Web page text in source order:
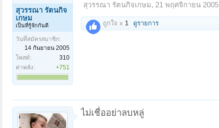
สุวรรณา รัตนกิจ
เกษม
เป็นที่รู้จักกันดี
วันที่สมัครสมาชิก:
14 กันยายน 2005
โพสต์:
310
ค่าพลัง:
+751
สุวรรณา รัตนกิจเกษม, 21 พฤศจิกายน 2005
ถูกใจ x 1 ดูรายการ
ไม่เชื่ออย่าลบหลู่